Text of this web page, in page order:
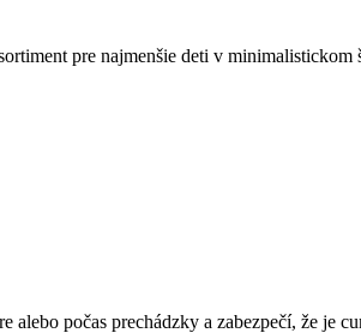
pre najmenšie deti v minimalistickom
počas prechádzky a zabezpečí, že je